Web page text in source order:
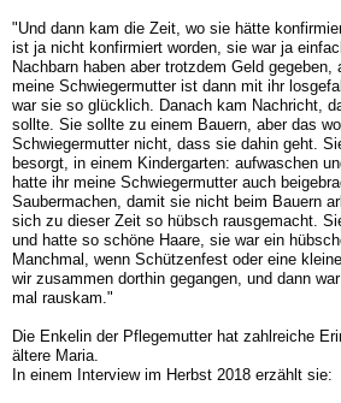
"Und dann kam die Zeit, wo sie hätte
ist ja nicht konfirmiert worden, sie war ja
Nachbarn haben aber trotzdem Geld
meine Schwiegermutter ist dann mit ihr
war sie so glücklich. Danach kam Nachricht,
sollte. Sie sollte zu einem Bauern, aber das
Schwiegermutter nicht, dass sie dahin geht.
besorgt, in einem Kindergarten: aufwaschen
hatte ihr meine Schwiegermutter auch
Saubermachen, damit sie nicht beim Bauern
sich zu dieser Zeit so hübsch rausgemacht.
und hatte so schöne Haare, sie war ein
Manchmal, wenn Schützenfest oder eine
wir zusammen dorthin gegangen, und dann
mal rauskam."
Die Enkelin der Pflegemutter hat zahlreiche
ältere Maria.
In einem Interview im Herbst 2018 erzählt sie: